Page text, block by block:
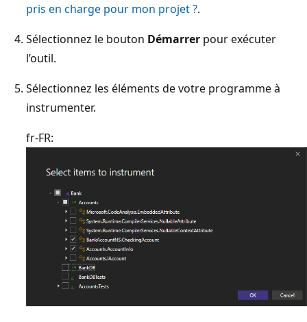
pris en charge pour mon projet ?.
Sélectionnez le bouton Démarrer pour exécuter
l’outil.
Sélectionnez les éléments de votre programme à
instrumenter.
fr-FR: